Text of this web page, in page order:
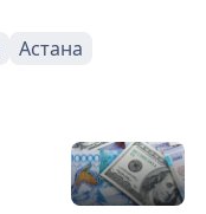
Астана